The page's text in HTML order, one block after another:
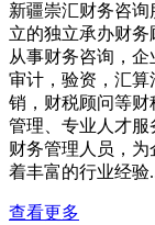
新疆崇汇财务咨
立的独立承办财
从事财务咨询，企
审计，验资，汇
销，财税顾问等
管理、专业人才
财务管理人员，
着丰富的行业经
查看更多